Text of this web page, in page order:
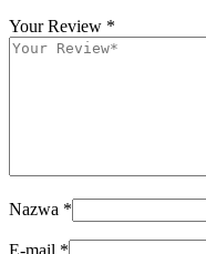
Your Review *
Nazwa *
E-mail *